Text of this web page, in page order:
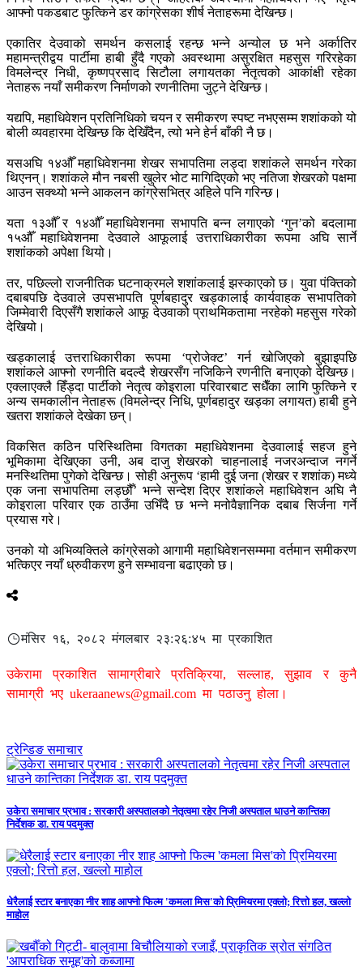
आफ्नो पकडबाट फुत्किने डर कांग्रेसका शीर्ष नेताहरूमा देखिन्छ।
एकातिर देउवाको समर्थन कसलाई रहन्छ भन्ने अन्योल छ भने अर्कातिर
महामन्त्रीद्वय पार्टीमा हाबी हुँदै गएको अवस्थामा असुरक्षित महसुस गरिरहेका
विमलेन्द्र निधी, कृष्णप्रसाद सिटौला लगायतका नेतृत्वको आकांक्षी रहेका
नेताहरू नयाँ समीकरण निर्माणको रणनीतिमा जुट्ने देखिन्छ।
यद्यपि, महाधिवेशन प्रतिनिधिको चयन र समीकरण स्पष्ट नभएसम्म शशांकको यो
बोली व्यवहारमा देखिन्छ कि देखिँदैन, त्यो भने हेर्न बाँकी नै छ।
यसअघि १४औँ महाधिवेशनमा शेखर सभापतिमा लड्दा शशांकले समर्थन गरेका
थिएनन्। शशांकले मौन नबसी खुलेर भोट मागिदिएको भए नतिजा शेखरको पक्षमा
आउन सक्थ्यो भन्ने आकलन कांग्रेसभित्र अहिले पनि गरिन्छ।
यता १३औँ र १४औँ महाधिवेशनमा सभापति बन्न लगाएको ‘गुन’को बदलामा
१५औँ महाधिवेशनमा देउवाले आफूलाई उत्तराधिकारीका रूपमा अघि सार्ने
शशांकको अपेक्षा थियो।
तर, पछिल्लो राजनीतिक घटनाक्रमले शशांकलाई झस्काएको छ। युवा पंक्तिको
दबाबपछि देउवाले उपसभापति पूर्णबहादुर खड्कालाई कार्यवाहक सभापतिको
जिम्मेवारी दिएसँगै शशांकले आफू देउवाको प्राथमिकतामा नरहेको महसुस गरेको
देखियो।
खड्कालाई उत्तराधिकारीका रूपमा ‘प्रोजेक्ट’ गर्न खोजिएको बुझाइपछि
शशांकले आफ्नो रणनीति बदल्दै शेखरसँग नजिकिने रणनीति बनाएको देखिन्छ।
एक्लाएक्लै हिँड्दा पार्टीको नेतृत्व कोइराला परिवारबाट सधैँका लागि फुत्किने र
अन्य समकालीन नेताहरू (विमलेन्द्र निधि, पूर्णबहादुर खड्का लगायत) हाबी हुने
खतरा शशांकले देखेका छन्।
विकसित कठिन परिस्थितिमा विगतका महाधिवेशनमा देउवालाई सहज हुने
भूमिकामा देखिएका उनी, अब दाजु शेखरको चाहनालाई नजरअन्दाज नगर्ने
मनस्थितिमा पुगेको देखिन्छ। सोही अनुरूप ‘हामी दुई जना (शेखर र शशांक) मध्ये
एक जना सभापतिमा लड्छौँ’ भन्ने सन्देश दिएर शशांकले महाधिवेशन अघि नै
कोइराला परिवार एक ठाउँमा उभिँदै छ भन्ने मनोवैज्ञानिक दबाब सिर्जना गर्ने
प्रयास गरे।
उनको यो अभिव्यक्तिले कांग्रेसको आगामी महाधिवेशनसम्ममा वर्तमान समीकरण
भत्किएर नयाँ ध्रुवीकरण हुने सम्भावना बढाएको छ।
मंसिर १६, २०८२ मंगलबार २३:२६:४५ मा प्रकाशित
उकेरामा प्रकाशित सामाग्रीबारे प्रतिक्रिया, सल्लाह, सुझाव र कुनै
सामाग्री भए ukeraanews@gmail.com मा पठाउनु होला।
ट्रेन्डिङ समाचार
उकेरा समाचार प्रभाव : सरकारी अस्पतालको नेतृत्वमा रहेर निजी अस्पताल धाउने कान्तिका
निर्देशक डा. राय पदमुक्त
धेरैलाई स्टार बनाएका नीर शाह आफ्नो फिल्म 'कमला मिस'को प्रिमियरमा एक्लो; रित्तो हल, खल्लो
माहोल